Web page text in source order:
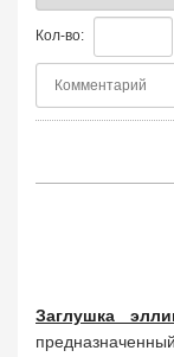
Кол-во:
Заглушка